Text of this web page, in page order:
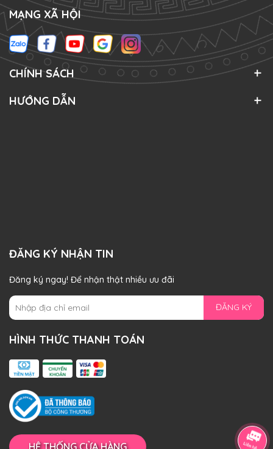
MẠNG XÃ HỘI
CHÍNH SÁCH
HƯỚNG DẪN
ĐĂNG KÝ NHẬN TIN
Đăng ký ngay! Để nhận thật nhiều ưu đãi
ĐĂNG KÝ
HÌNH THỨC THANH TOÁN